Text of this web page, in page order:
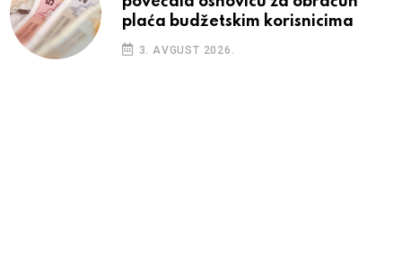
plaća budžetskim korisnicima
3. AVGUST 2026.